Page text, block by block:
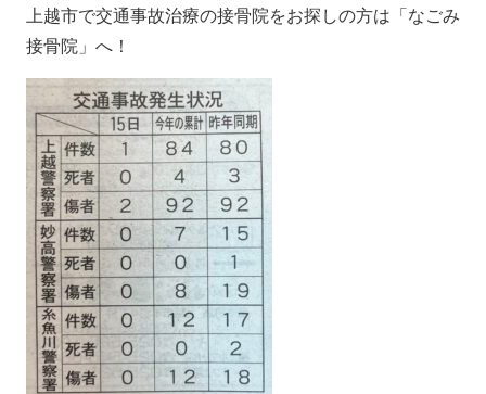
上越市で交通事故治療の接骨院をお探しの方は「なごみ
接骨院」へ！